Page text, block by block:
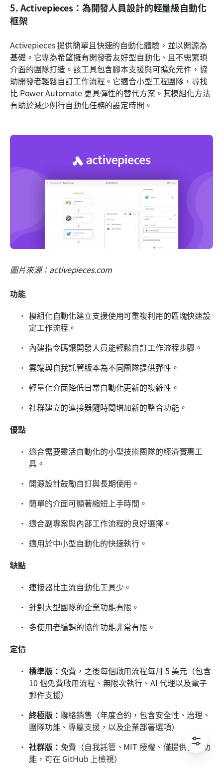
5. Activepieces：為開發人員設計的輕量級自動化
框架
Activepieces 提供簡單且快速的自動化體驗，並以開源為
基礎。它專為希望擁有開發者友好型自動化、且不需繁瑣
介面的團隊打造。該工具包含腳本支援與可擴充元件，協
助開發者輕鬆自訂工作流程。它適合小型工程團隊，尋找
比 Power Automate 更具彈性的替代方案。其模組化方法
有助於減少例行自動化任務的設定時間。
圖片來源：activepieces.com
功能
模組化自動化建立支援使用可重複利用的區塊快速設
定工作流程。
內建指令碼讓開發人員能輕鬆自訂工作流程步驟。
雲端與自我託管版本為不同團隊提供彈性。
輕量化介面降低日常自動化更新的複雜性。
社群建立的連接器隨時間增加新的整合功能。
優點
適合需要靈活自動化的小型技術團隊的經濟實惠工
具。
開源設計鼓勵自訂與長期使用。
簡單的介面可顯著縮短上手時間。
適合副專案與內部工作流程的良好選擇。
適用於中小型自動化的快速執行。
缺點
連接器比主流自動化工具少。
針對大型團隊的企業功能有限。
多使用者編輯的協作功能非常有限。
定價
標準版： 免費，之後每個啟用流程每月 5 美元（包含
10 個免費啟用流程、無限次執行、AI 代理以及電子
郵件支援）
終極版： 聯絡銷售（年度合約，包含安全性、治理、
團隊功能、專屬支援，以及企業部署選項）
社群版： 免費（自我託管、MIT 授權、僅提供核心功
能，可在 GitHub 上檢視）